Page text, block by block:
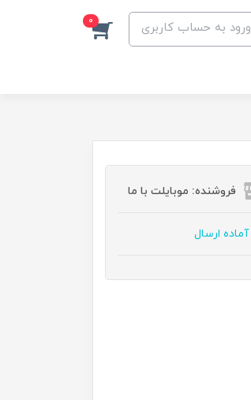
ورود به حساب کاربری 0
فروشنده: موبایلت با ما
آماده ارسال